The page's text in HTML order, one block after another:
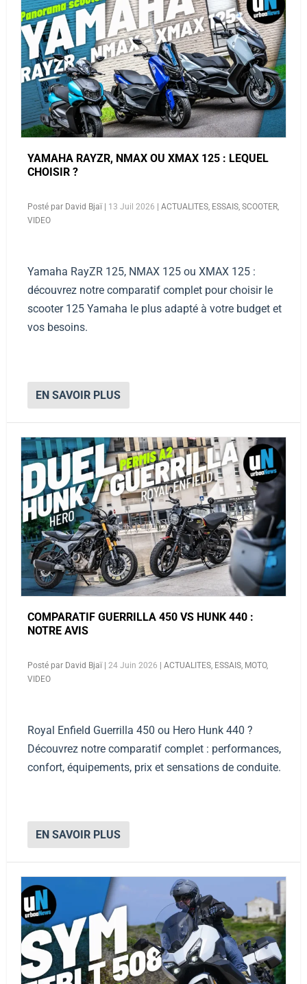
YAMAHA RAYZR, NMAX OU XMAX 125 : LEQUEL
CHOISIR ?
Posté par David Bjaï| 13 Juil 2026 ACTUALITES, ESSAIS, SCOOTER,
VIDEO
Yamaha RayZR 125, NMAX 125 ou XMAX 125 :
découvrez notre comparatif complet pour choisir le
scooter 125 Yamaha le plus adapté à votre budget et
vos besoins.
EN SAVOIR PLUS
COMPARATIF GUERRILLA 450 VS HUNK 440 :
NOTRE AVIS
Posté par David Bjaï| 24 Juin 2026 ACTUALITES, ESSAIS, MOTO,
VIDEO
Royal Enfield Guerrilla 450 ou Hero Hunk 440 ?
Découvrez notre comparatif complet : performances,
confort, équipements, prix et sensations de conduite.
EN SAVOIR PLUS